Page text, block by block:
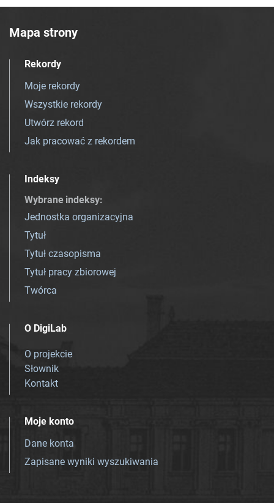
Mapa strony
Rekordy
Moje rekordy
Wszystkie rekordy
Utwórz rekord
Jak pracować z rekordem
Indeksy
Wybrane indeksy:
Jednostka organizacyjna
Tytuł
Tytuł czasopisma
Tytuł pracy zbiorowej
Twórca
O DigiLab
O projekcie
Słownik
Kontakt
Moje konto
Dane konta
Zapisane wyniki wyszukiwania